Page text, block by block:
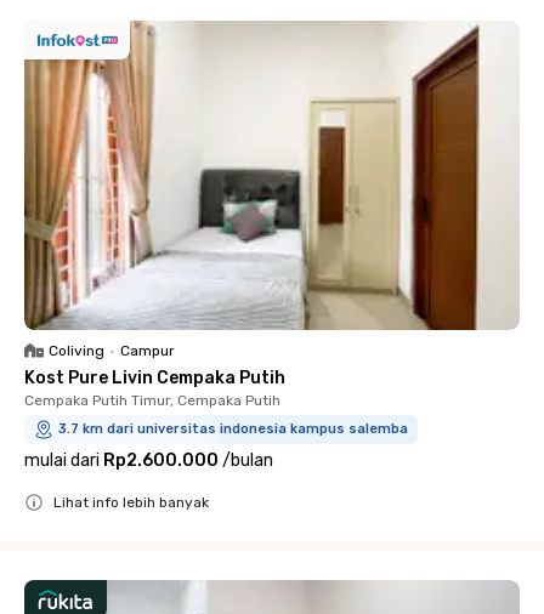
Coliving • Campur
Kost Pure Livin Cempaka Putih
Cempaka Putih Timur, Cempaka Putih
3.7 km dari universitas indonesia kampus salemba
mulai dari Rp2.600.000 /bulan
Lihat info lebih banyak